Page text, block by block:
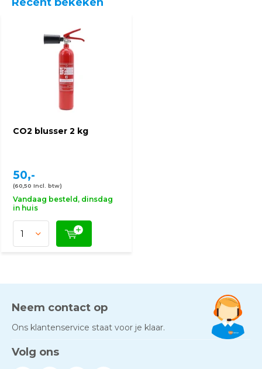
CO2 blusser 2 kg
50,-
(60,50 Incl. btw)
Vandaag besteld, dinsdag
in huis
Neem contact op
Ons klantenservice staat voor je klaar.
Volg ons